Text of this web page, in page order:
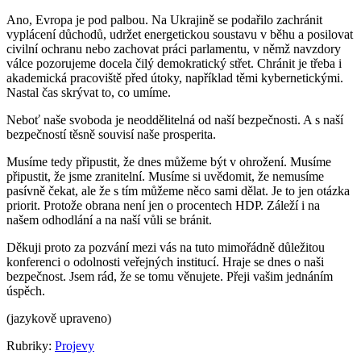
Ano, Evropa je pod palbou. Na Ukrajině se podařilo zachránit
vyplácení důchodů, udržet energetickou soustavu v běhu a posilovat
civilní ochranu nebo zachovat práci parlamentu, v němž navzdory
válce pozorujeme docela čilý demokratický střet. Chránit je třeba i
akademická pracoviště před útoky, například těmi kybernetickými.
Nastal čas skrývat to, co umíme.
Neboť naše svoboda je neoddělitelná od naší bezpečnosti. A s naší
bezpečností těsně souvisí naše prosperita.
Musíme tedy připustit, že dnes můžeme být v ohrožení. Musíme
připustit, že jsme zranitelní. Musíme si uvědomit, že nemusíme
pasívně čekat, ale že s tím můžeme něco sami dělat. Je to jen otázka
priorit. Protože obrana není jen o procentech HDP. Záleží i na
našem odhodlání a na naší vůli se bránit.
Děkuji proto za pozvání mezi vás na tuto mimořádně důležitou
konferenci o odolnosti veřejných institucí. Hraje se dnes o naši
bezpečnost. Jsem rád, že se tomu věnujete. Přeji vašim jednáním
úspěch.
(jazykově upraveno)
Rubriky: Projevy